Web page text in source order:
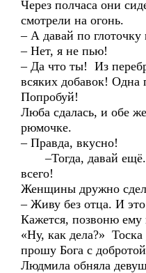
Через полчаса они
смотрели на огонь.
– А давай по
– Нет, я не пью!
– Да что ты! Из
всяких добавок! Одна
Попробуй!
Люба сдалась, и обе
рюмочке.
– Правда, вкусно!
–Тогда, давай ещё.
всего!
Женщины дружно
– Живу без отца. И это
Кажется, позвоню
«Ну, как дела?»
прошу Бога с
Людмила обняла